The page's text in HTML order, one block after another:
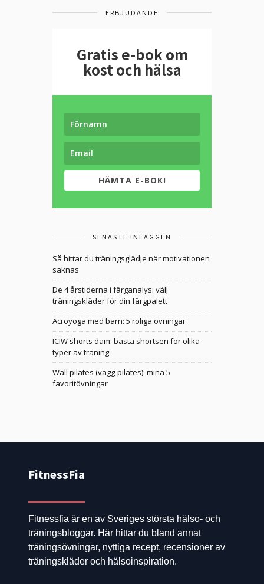
ERBJUDANDE
Gratis e-bok om
kost och hälsa
HÄMTA E-BOK!
SENASTE INLÄGGEN
Så hittar du träningsglädje när motivationen
saknas
De 4 årstiderna i färganalys: välj
träningskläder för din färgpalett
Acroyoga med barn: 5 roliga övningar
ICIW shorts dam: bästa shortsen för olika
typer av träning
Wall pilates (vägg-pilates): mina 5
favoritövningar
FitnessFia
Fitnessfia är en av Sveriges största hälso- och
träningsbloggar. Här hittar du bland annat
träningsövningar, nyttiga recept, recensioner av
träningskläder och hälsoinspiration.